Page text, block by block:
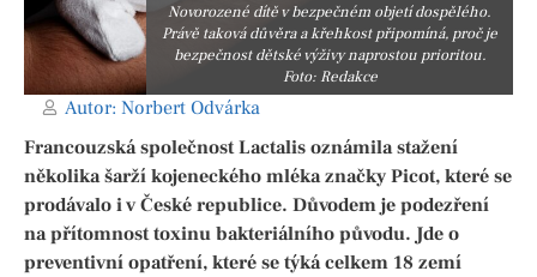
Novorozené dítě v bezpečném objetí dospělého.
Právě taková důvěra a křehkost připomíná, proč je
bezpečnost dětské výživy naprostou prioritou.
Foto: Redakce
Autor: Norbert Odvárka
Francouzská společnost Lactalis oznámila stažení
několika šarží kojeneckého mléka značky Picot, které se
prodávalo i v České republice. Důvodem je podezření
na přítomnost toxinu bakteriálního původu. Jde o
preventivní opatření, které se týká celkem 18 zemí